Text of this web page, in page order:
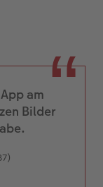
am
Bilder